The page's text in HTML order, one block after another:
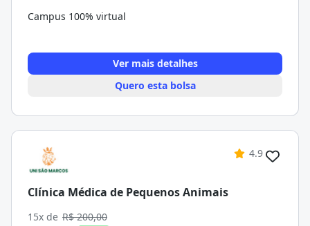
Campus 100% virtual
Ver mais detalhes
Quero esta bolsa
4.9
Clínica Médica de Pequenos Animais
15x de R$ 200,00